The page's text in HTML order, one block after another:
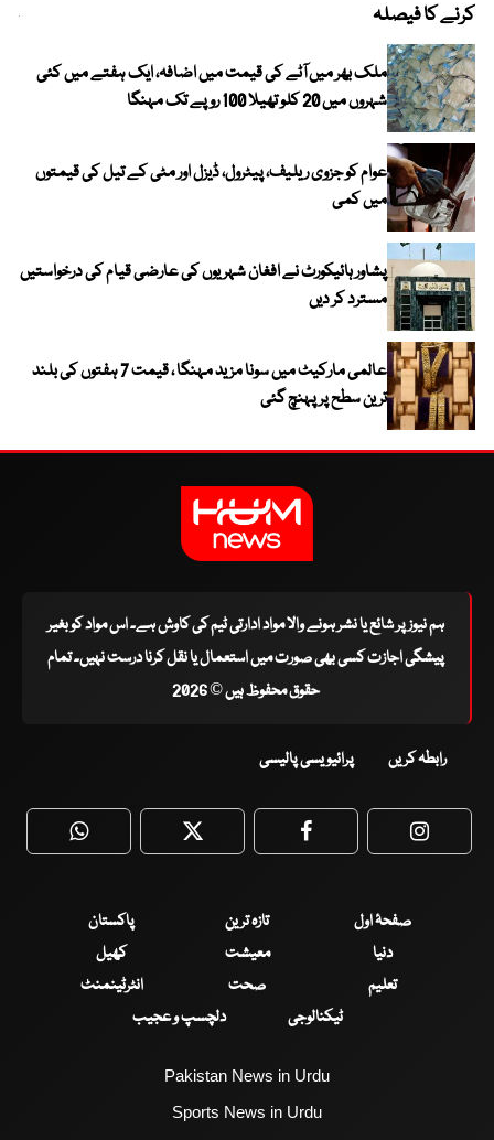
کرنے کا فیصلہ
ملک بھر میں آٹے کی قیمت میں اضافہ، ایک ہفتے میں کئی
شہروں میں 20 کلو تھیلا 100 روپے تک مہنگا
عوام کو جزوی ریلیف، پیٹرول، ڈیزل اور مٹی کے تیل کی قیمتوں
میں کمی
پشاور ہائیکورٹ نے افغان شہریوں کی عارضی قیام کی درخواستیں
مسترد کر دیں
عالمی مارکیٹ میں سونا مزید مہنگا ، قیمت 7 ہفتوں کی بلند
ترین سطح پر پہنچ گئی
ہم نیوز پر شائع یا نشر ہونے والا مواد ادارتی ٹیم کی کاوش ہے۔ اس مواد کو بغیر
پیشگی اجازت کسی بھی صورت میں استعمال یا نقل کرنا درست نہیں۔ تمام
حقوق محفوظ ہیں © 2026
رابطہ کریں پرائیویسی پالیسی
WhatsApp Twitter Facebook
صفحۂ اول تازہ ترین
پاکستان
دنیا
معیشت
کھیل
تعلیم
صحت
انٹرٹینمنٹ
ٹیکنالوجی
دلچسپ و عجیب
Pakistan News in Urdu
Sports News in Urdu